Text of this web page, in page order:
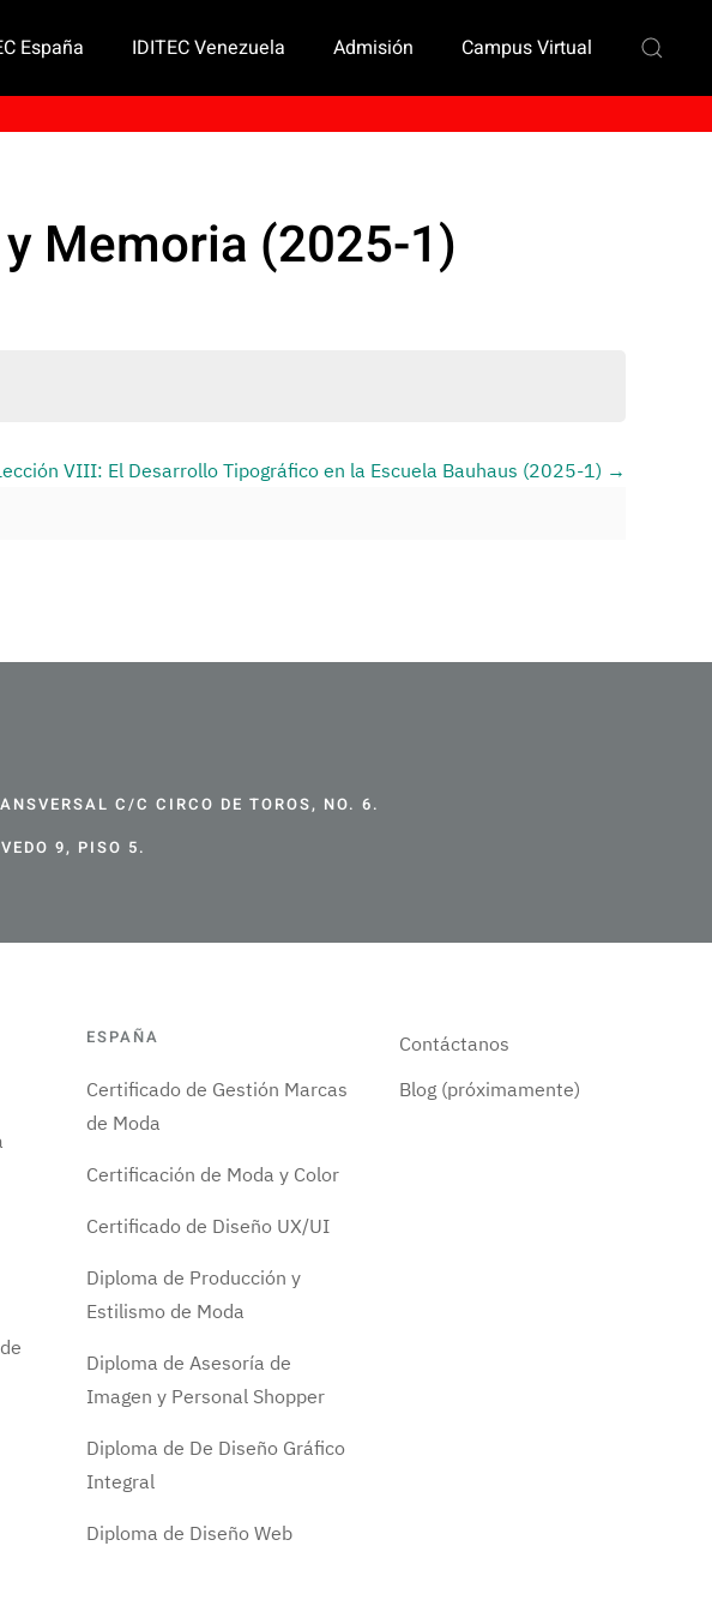
España IDITEC Venezuela Admisión Campus Virtual
Memoria (2025-1)
VIII: El Desarrollo Tipográfico en la Escuela Bauhaus (2025-1)
C/C CIRCO DE TOROS, NO. 6.
9, PISO 5.
ESPAÑA
Certificado de Gestión Marcas
de Moda
Certificación de Moda y Color
Certificado de Diseño UX/UI
Diploma de Producción y
Estilismo de Moda
Diploma de Asesoría de
Imagen y Personal Shopper
Diploma de De Diseño Gráfico
Integral
Diploma de Diseño Web
Contáctanos
Blog (próximamente)